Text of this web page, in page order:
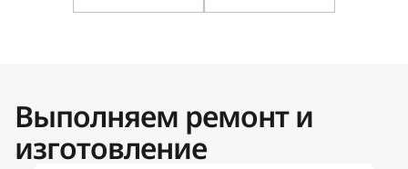
Выполняем ремонт и
изготовление